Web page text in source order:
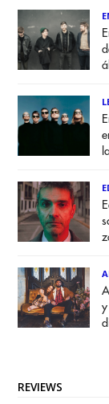
REVIEWS